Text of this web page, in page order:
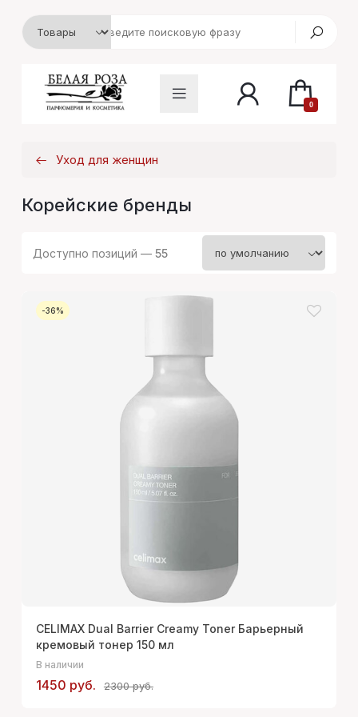
0
Уход для женщин
Корейские бренды
Доступно позиций — 55
-36%
CELIMAX Dual Barrier Creamy Toner Барьерный
кремовый тонер 150 мл
В наличии
1450 руб. 2300 руб.